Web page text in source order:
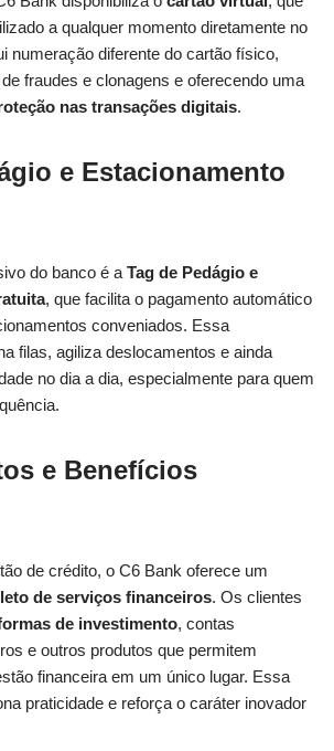
a qualquer momento diretamente no
numeração diferente do cartão físico,
fraudes e clonagens e oferecendo uma
nas transações digitais.
e Estacionamento
do banco é a Tag de Pedágio e
, que facilita o pagamento automático
conveniados. Essa
filas, agiliza deslocamentos e ainda
no dia a dia, especialmente para quem
e Benefícios
de crédito, o C6 Bank oferece um
de serviços financeiros. Os clientes
de investimento, contas
e outros produtos que permitem
financeira em um único lugar. Essa
praticidade e reforça o caráter inovador